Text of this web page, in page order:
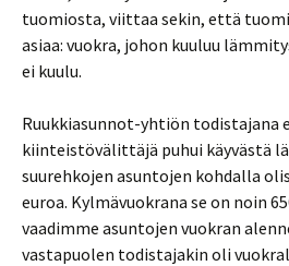
tuomiosta, viittaa sekin, että
asiaa: vuokra, johon kuuluu
ei kuulu.
Ruukkiasunnot-yhtiön todistajana
kiinteistövälittäjä puhui käyvästä
suurehkojen asuntojen kohdalla
euroa. Kylmävuokrana se on noin
vaadimme asuntojen vuokran
vastapuolen todistajakin oli